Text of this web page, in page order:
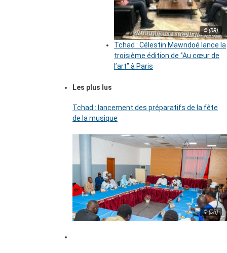
© (DR)
Tchad : Célestin Mawndoé lance la
troisième édition de ‘’Au cœur de
l’art’’ à Paris
Les plus lus
Tchad : lancement des préparatifs de la fête
de la musique
© (DR)